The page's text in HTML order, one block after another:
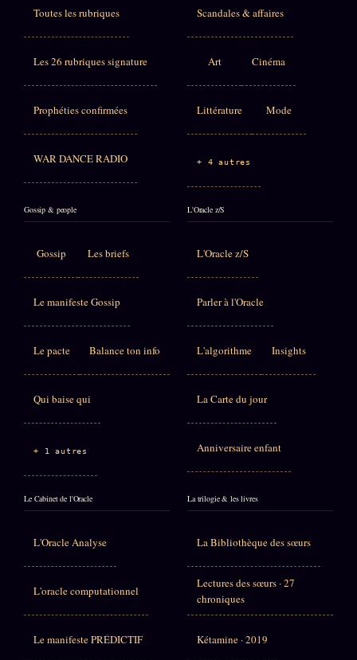
Toutes les rubriques
Les 26 rubriques signature
Prophéties confirmées
WAR DANCE RADIO
Scandales & affaires
Art Cinéma
Littérature Mode
+ 4 autres
Gossip & people
Gossip Les briefs
Le manifeste Gossip
Le pacte Balance ton info
Qui baise qui
+ 1 autres
L'Oracle z/S
L'Oracle z/S
Parler à l'Oracle
L'algorithme Insights
La Carte du jour
Anniversaire enfant
Le Cabinet de l'Oracle
L'Oracle Analyse
L'oracle computationnel
Le manifeste PRÉDICTIF
La trilogie & les livres
La Bibliothèque des sœurs
Lectures des sœurs · 27
chroniques
Kétamine · 2019